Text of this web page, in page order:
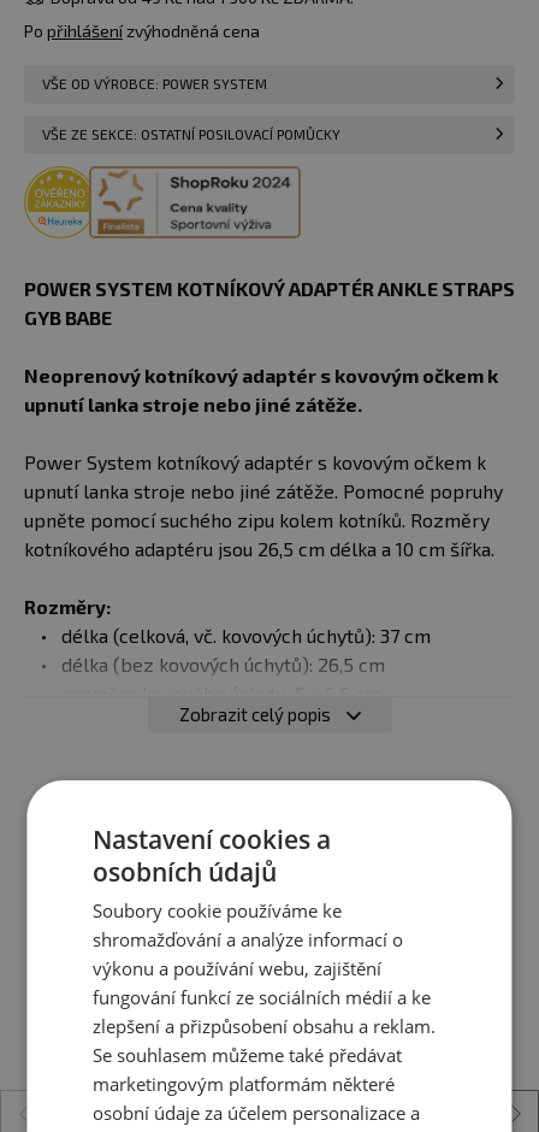
Po přihlášenízvýhodněná cena
VŠE OD VÝROBCE: POWER SYSTEM
VŠE ZE SEKCE: OSTATNÍ POSILOVACÍ POMŮCKY
POWER SYSTEM KOTNÍKOVÝ ADAPTÉR ANKLE STRAPS
GYB BABE
Neoprenový kotníkový adaptér s kovovým očkem k
upnutí lanka stroje nebo jiné zátěže.
Power System kotníkový adaptér s kovovým očkem k
upnutí lanka stroje nebo jiné zátěže. Pomocné popruhy
upněte pomocí suchého zipu kolem kotníků. Rozměry
kotníkového adaptéru jsou 26,5 cm délka a 10 cm šířka.
Rozměry:
délka (celková, vč. kovových úchytů): 37 cm
délka (bez kovových úchytů): 26,5 cm
Barva:růžová/černá, fialová/černá, černá/černá
Zobrazit celý popis
Doporučujeme vám podobné produkty
Nastavení cookies a
osobních údajů
Soubory cookie používáme ke
shromažďování a analýze informací o
výkonu a používání webu, zajištění
fungování funkcí ze sociálních médií a ke
zlepšení a přizpůsobení obsahu a reklam.
Se souhlasem můžeme také předávat
marketingovým platformám některé
osobní údaje za účelem personalizace a